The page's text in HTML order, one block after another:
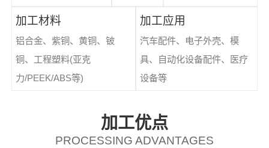
加工材料
铝合金、紫铜、黄铜、铍
铜、工程塑料(亚克
力/PEEK/ABS等)
加工应用
汽车配件、电子外壳、模
具、自动化设备配件、医疗
设备等
加工优点
PROCESSING ADVANTAGES